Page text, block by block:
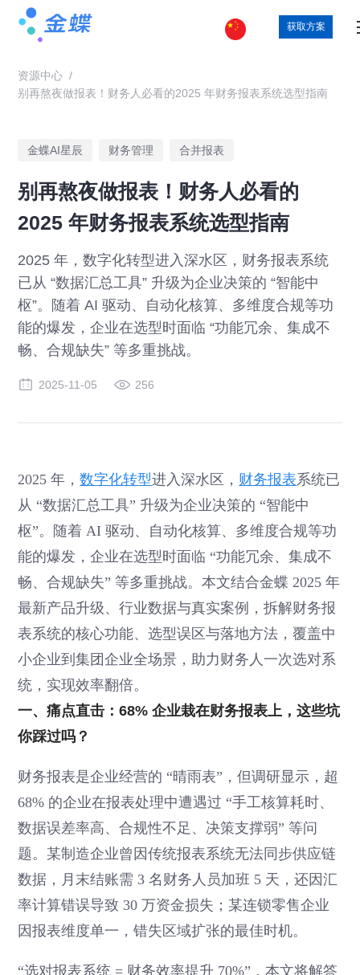
获取方案
资源中心 /
别再熬夜做报表！财务人必看的2025 年财务报表系统选型指南
金蝶AI星辰 财务管理 合并报表
别再熬夜做报表！财务人必看的
2025 年财务报表系统选型指南
2025 年，数字化转型进入深水区，财务报表系统
已从 “数据汇总工具” 升级为企业决策的 “智能中
枢”。随着 AI 驱动、自动化核算、多维度合规等功
能的爆发，企业在选型时面临 “功能冗余、集成不
畅、合规缺失” 等多重挑战。
2025-11-05 256
2025 年，数字化转型进入深水区， 财务报表系统已
从 “数据汇总工具” 升级为企业决策的 “智能中
枢”。随着 AI 驱动、自动化核算、多维度合规等功
能的爆发，企业在选型时面临 “功能冗余、集成不
畅、合规缺失” 等多重挑战。本文结合金蝶 2025 年
最新产品升级、行业数据与真实案例，拆解财务报
表系统的核心功能、选型误区与落地方法，覆盖中
小企业到集团企业全场景，助力财务人一次选对系
统，实现效率翻倍。
一、痛点直击：68% 企业栽在财务报表上，这些坑
你踩过吗？
财务报表是企业经营的 “晴雨表”，但调研显示，超
68% 的企业在报表处理中遭遇过 “手工核算耗时、
数据误差率高、合规性不足、决策支撑弱” 等问
题。某制造企业曾因传统报表系统无法同步供应链
数据，月末结账需 3 名财务人员加班 5 天，还因汇
率计算错误导致 30 万资金损失；某连锁零售企业
因报表维度单一，错失区域扩张的最佳时机。
“选对报表系统 = 财务效率提升 70%”，本文将解答